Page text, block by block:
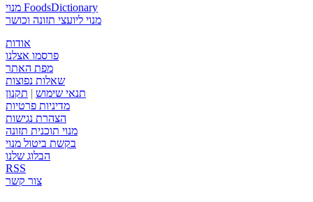
מנוי FoodsDictionary
מנוי ליועצי תזונה וכושר
אודות
פרסמו אצלנו
מפת האתר
שאלות נפוצות
תנאי שימוש | תקנון
מדיניות פרטיות
הצהרת נגישות
מנוי תוכנית תזונה
בקשת ביטול מנוי
הבלוג שלנו
RSS
צור קשר